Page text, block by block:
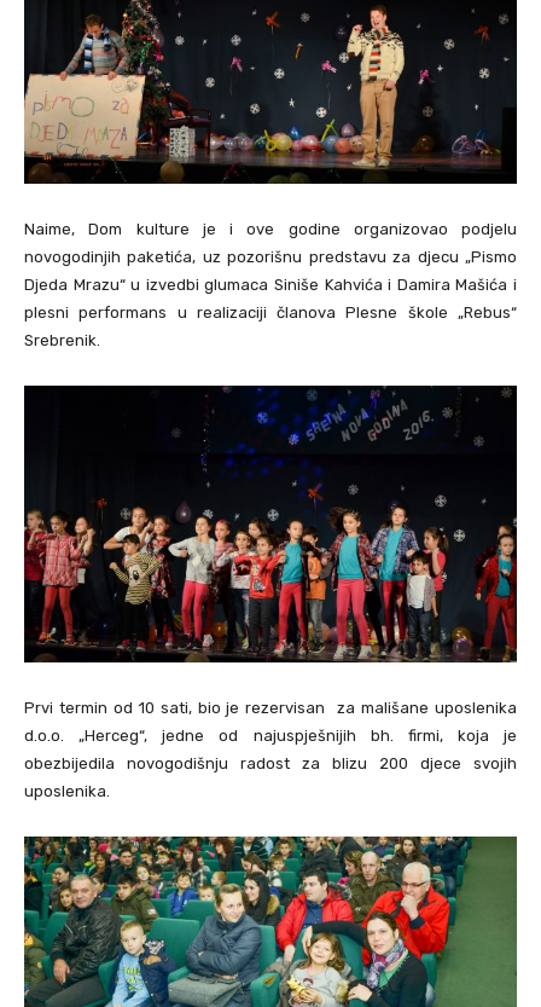
Naime, Dom kulture je i ove godine organizovao podjelu
novogodinjih paketića, uz pozorišnu predstavu za djecu „Pismo
Djeda Mrazu“ u izvedbi glumaca Siniše Kahvića i Damira Mašića i
plesni performans u realizaciji članova Plesne škole „Rebus“
Srebrenik.
Prvi termin od 10 sati, bio je rezervisan za mališane uposlenika
d.o.o. „Herceg“, jedne od najuspješnijih bh. firmi, koja je
obezbijedila novogodišnju radost za blizu 200 djece svojih
uposlenika.